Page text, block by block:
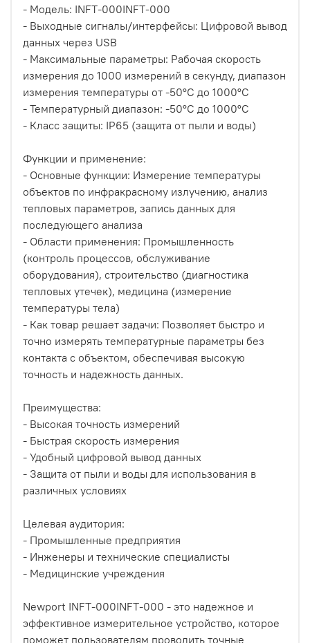
- Модель: INFT-000INFT-000
- Выходные сигналы/интерфейсы: Цифровой вывод
данных через USB
- Максимальные параметры: Рабочая скорость
измерения до 1000 измерений в секунду, диапазон
измерения температуры от -50°C до 1000°C
- Температурный диапазон: -50°C до 1000°C
- Класс защиты: IP65 (защита от пыли и воды)
Функции и применение:
- Основные функции: Измерение температуры
объектов по инфракрасному излучению, анализ
тепловых параметров, запись данных для
последующего анализа
- Области применения: Промышленность
(контроль процессов, обслуживание
оборудования), строительство (диагностика
тепловых утечек), медицина (измерение
температуры тела)
- Как товар решает задачи: Позволяет быстро и
точно измерять температурные параметры без
контакта с объектом, обеспечивая высокую
точность и надежность данных.
Преимущества:
- Высокая точность измерений
- Быстрая скорость измерения
- Удобный цифровой вывод данных
- Защита от пыли и воды для использования в
различных условиях
Целевая аудитория:
- Промышленные предприятия
- Инженеры и технические специалисты
- Медицинские учреждения
Newport INFT-000INFT-000 - это надежное и
эффективное измерительное устройство, которое
поможет пользователям проводить точные